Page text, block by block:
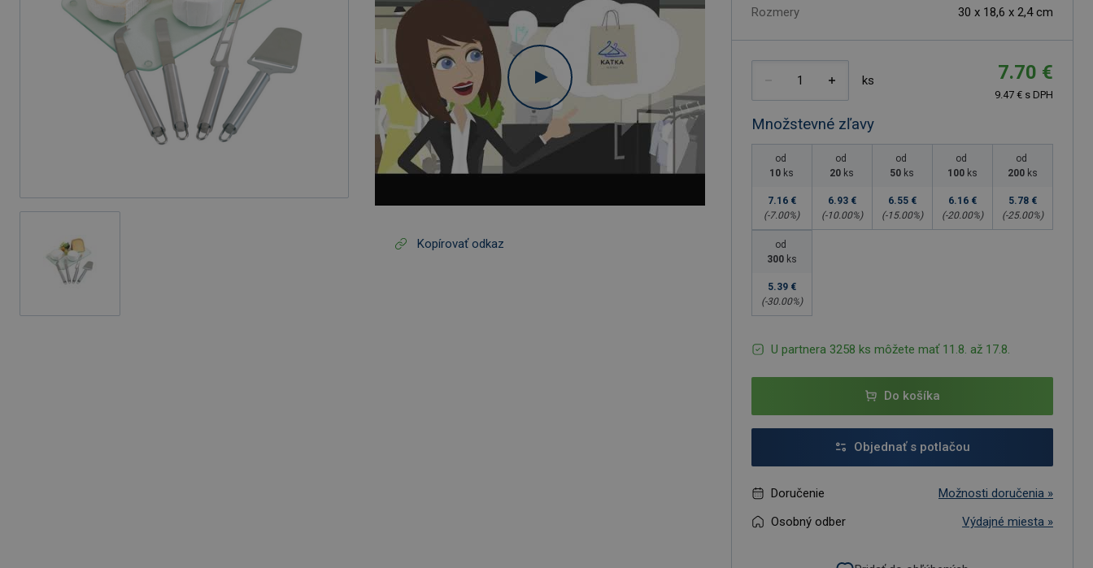
Kopírovať odkaz
Rozmery
30 x 18,6 x 2,4 cm
ks 7.70 €
9.47 € s DPH
Množstevné zľavy
od
10 ks
7.16 €
(-7.00%)
od
20 ks
6.93 €
(-10.00%)
od
50 ks
6.55 €
(-15.00%)
od
100 ks
6.16 €
(-20.00%)
od
200 ks
5.78 €
(-25.00%)
od
300 ks
5.39 €
(-30.00%)
U partnera 3258 ks môžete mať 11.8. až 17.8.
Do košíka
Objednať s potlačou
Doručenie
Možnosti doručenia »
Osobný odber
Výdajné miesta »